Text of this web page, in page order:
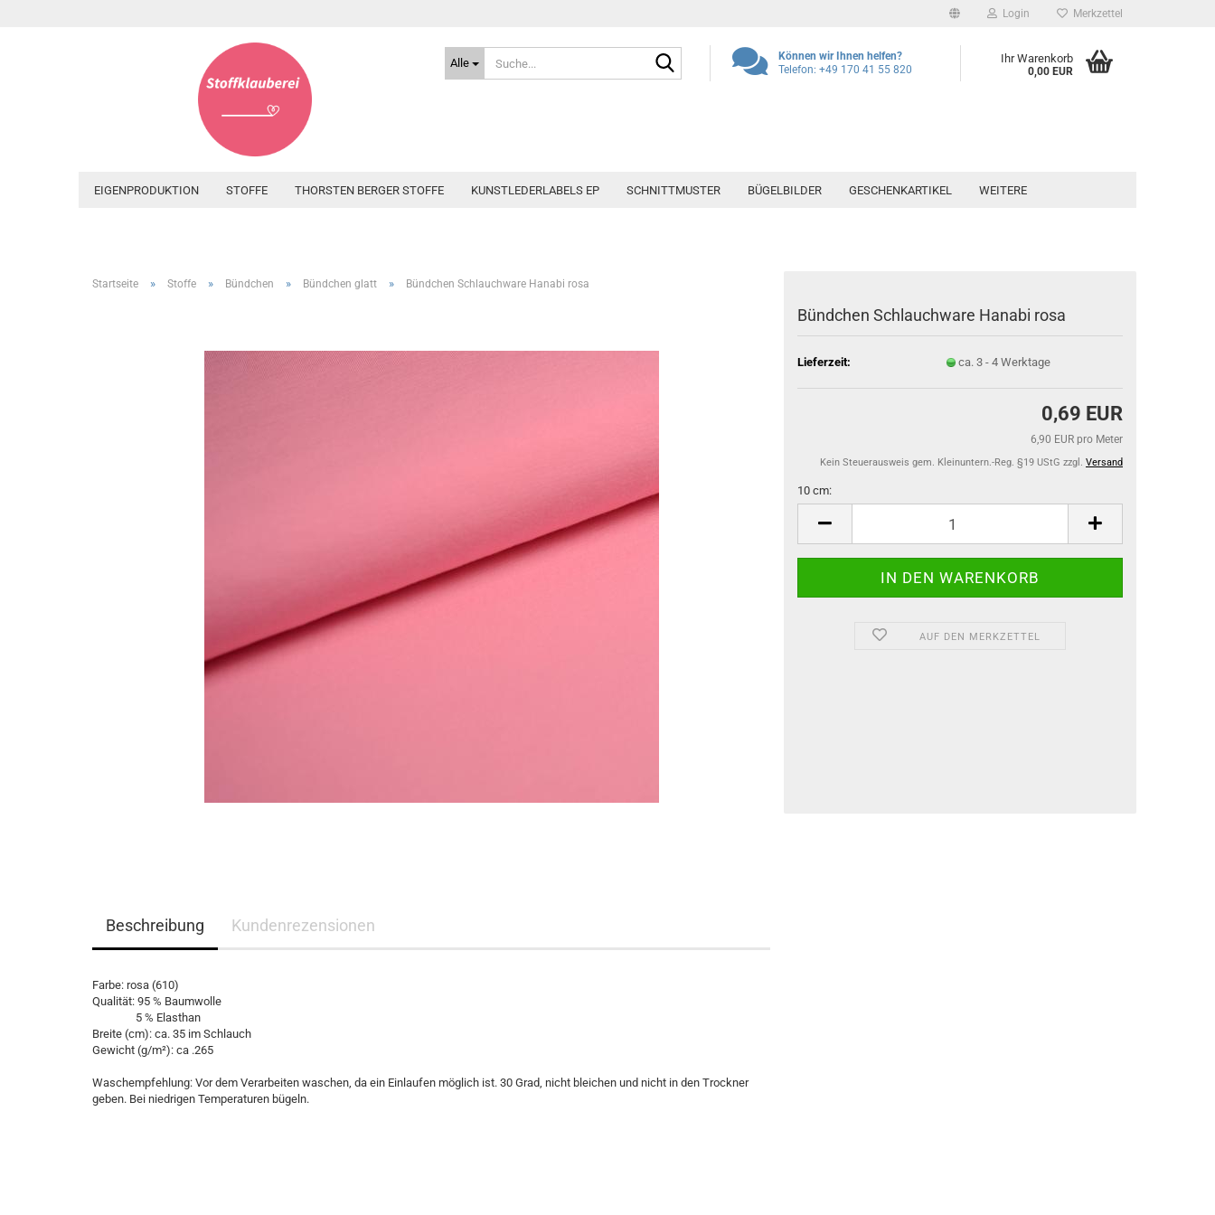
Login Merkzettel
Alle
Können wir Ihnen helfen?
Telefon: +49 170 41 55 820
Ihr Warenkorb
0,00 EUR
EIGENPRODUKTION STOFFE THORSTEN BERGER STOFFE KUNSTLEDERLABELS EP SCHNITTMUSTER BÜGELBILDER GESCHENKARTIKEL WEITERE
Startseite » Stoffe » Bündchen » Bündchen glatt » Bündchen Schlauchware Hanabi rosa
Bündchen Schlauchware Hanabi rosa
Lieferzeit: ca. 3 - 4 Werktage
0,69 EUR
6,90 EUR pro Meter
Kein Steuerausweis gem. Kleinuntern.-Reg. §19 UStG zzgl. Versand
10 cm:
AUF DEN MERKZETTEL
Beschreibung Kundenrezensionen
Farbe: rosa (610)
Qualität: 95 % Baumwolle
5 % Elasthan
Breite (cm): ca. 35 im Schlauch
Gewicht (g/m²): ca .265
Waschempfehlung: Vor dem Verarbeiten waschen, da ein Einlaufen möglich ist. 30 Grad, nicht bleichen und nicht in den Trockner
geben. Bei niedrigen Temperaturen bügeln.